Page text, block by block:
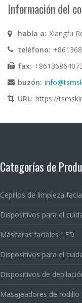
Información del
habla a: Xiangfu
teléfono:
fax:
buzón:
URL: https://
Categorías de
Cepillos de limpieza
Dispositivos para el
Máscaras faciales LED
Dispositivos para el
Dispositivos de
Masajeadores de rodillo